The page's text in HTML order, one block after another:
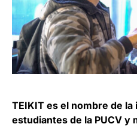
TEIKIT es el nombre de
estudiantes de la PUCV y